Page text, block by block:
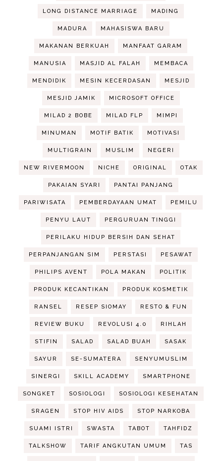
LONG DISTANCE MARRIAGE MADING
MADURA MAHASISWA BARU
MAKANAN BERKUAH MANFAAT GARAM
MANUSIA MASJID AL FALAH MEMBACA
MENDIDIK MESIN KECERDASAN MESJID
MESJID JAMIK MICROSOFT OFFICE
MILAD 2 BOBE MILAD FLP MIMPI
MINUMAN MOTIF BATIK MOTIVASI
MULTIGRAIN MUSLIM NEGERI
NEW RIVERMOON NICHE ORIGINAL OTAK
PAKAIAN SYARI PANTAI PANJANG
PARIWISATA PEMBERDAYAAN UMAT PEMILU
PENYU LAUT PERGURUAN TINGGI
PERILAKU HIDUP BERSIH DAN SEHAT
PERPANJANGAN SIM PERSTASI PESAWAT
PHILIPS AVENT POLA MAKAN POLITIK
PRODUK KECANTIKAN PRODUK KOSMETIK
RANSEL RESEP SIOMAY RESTO & FUN
REVIEW BUKU REVOLUSI 4.0 RIHLAH
STIFIN SALAD SALAD BUAH SASAK
SAYUR SE-SUMATERA SENYUMUSLIM
SINERGI SKILL ACADEMY SMARTPHONE
SONGKET SOSIOLOGI SOSIOLOGI KESEHATAN
SRAGEN STOP HIV AIDS STOP NARKOBA
SUAMI ISTRI SWASTA TABOT TAHFIDZ
TALKSHOW TARIF ANGKUTAN UMUM TAS